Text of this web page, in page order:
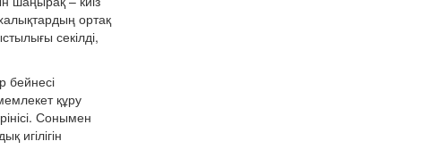
ортақ
секілді,
бейнесі
құру
Сонымен
игілігін